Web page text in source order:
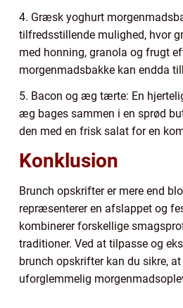
4. Græsk yoghurt
tilfredsstillende mulighed, hvor
med honning, granola og frugt
morgenmadsbakke kan endda
5. Bacon og æg tærte: En
æg bages sammen i en sprød
den med en frisk salat for en
Konklusion
Brunch opskrifter er mere end
repræsenterer en afslappet og
kombinerer forskellige
traditioner. Ved at tilpasse og
brunch opskrifter kan du sikre,
uforglemmelig